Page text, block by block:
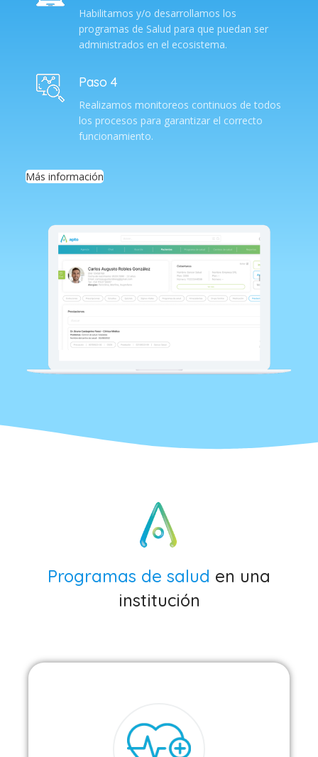
Habilitamos y/o desarrollamos los
programas de Salud para que puedan ser
administrados en el ecosistema.
Paso 4
Realizamos monitoreos continuos de todos
los procesos para garantizar el correcto
funcionamiento.
Más información
Programas de salud en una
institución